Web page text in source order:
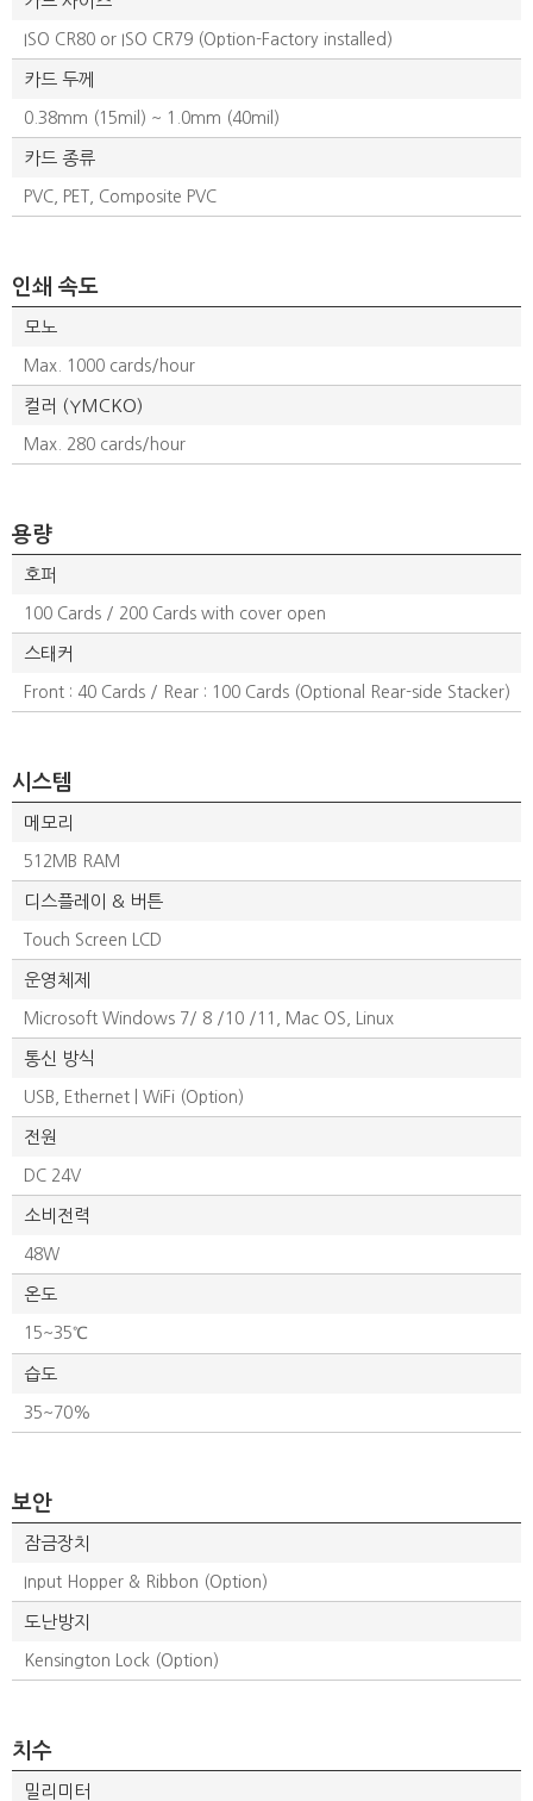
ISO CR80 or ISO CR79 (Option-Factory installed)
카드 두께
0.38mm (15mil) ~ 1.0mm (40mil)
카드 종류
PVC, PET, Composite PVC
인쇄 속도
모노
Max. 1000 cards/hour
컬러 (YMCKO)
Max. 280 cards/hour
용량
호퍼
100 Cards / 200 Cards with cover open
스태커
Front : 40 Cards / Rear : 100 Cards (Optional Rear-side Stacker)
시스템
메모리
512MB RAM
디스플레이 & 버튼
Touch Screen LCD
운영체제
Microsoft Windows 7/ 8 /10 /11, Mac OS, Linux
통신 방식
USB, Ethernet | WiFi (Option)
전원
DC 24V
소비전력
48W
온도
15~35℃
습도
35~70%
보안
잠금장치
Input Hopper & Ribbon (Option)
도난방지
Kensington Lock (Option)
치수
밀리미터